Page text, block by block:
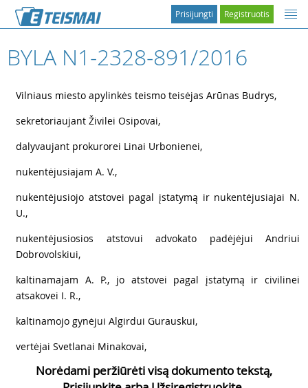
Registruotis
Prisijungti
BYLA N1-2328-891/2016
Vilniaus miesto apylinkės teismo teisėjas Arūnas Budrys,
sekretoriaujant Živilei Osipovai,
dalyvaujant prokurorei Linai Urbonienei,
nukentėjusiajam A. V.,
nukentėjusiojo atstovei pagal įstatymą ir nukentėjusiajai N.
U.,
nukentėjusiosios atstovui advokato padėjėjui Andriui
Dobrovolskiui,
kaltinamajam A. P., jo atstovei pagal įstatymą ir civilinei
atsakovei I. R.,
kaltinamojo gynėjui Algirdui Gurauskui,
vertėjai Svetlanai Minakovai,
Norėdami peržiūrėti visą dokumento tekstą,